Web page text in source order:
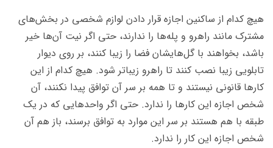
هیچ کدام از ساکنین اجازه قرار دادن لوازم شخصی در بخش‌های
مشترک مانند راهرو و پله‌ها را ندارند، حتی اگر نیت آن‌ها خیر
باشد، بخواهند با گل‌هایشان فضا را زیبا کنند، بر روی دیوار
تابلویی زیبا نصب کنند تا راهرو زیباتر شود. هیچ کدام از این
کارها قانونی نیستند و تا همه بر سر آن توافق پیدا نکنند، آن
شخص اجازه این کارها را ندارد. حتی اگر واحدهایی که در یک
طبقه با هم هستند بر سر این موارد به توافق برسند، باز هم آن
شخص اجازه این کار را ندارد.